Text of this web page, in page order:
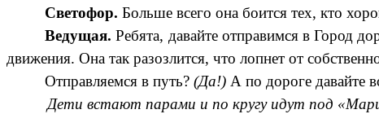
Светофор. Больше всего она боится тех, кто
Ведущая. Ребята, давайте отправимся в Город
движения. Она так разозлится, что лопнет от
Отправляемся в путь?(Да!)А по дороге давайте
Дети встают парами и по кругу идут под